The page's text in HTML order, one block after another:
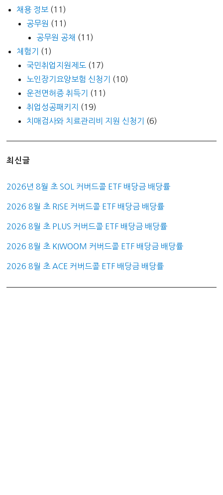
채용 정보 (11)
공무원 (11)
공무원 공채 (11)
체험기
(1)
국민취업지원제도 (17)
노인장기요양보험 신청기
(10)
운전면허증 취득기
(11)
취업성공패키지
(19)
치매검사와 치료관리비 지원 신청기
(6)
최신글
2026년 8월 초 SOL 커버드콜 ETF 배당금 배당률
2026 8월 초 RISE 커버드콜 ETF 배당금 배당률
2026 8월 초 PLUS 커버드콜 ETF 배당금 배당률
2026 8월 초 KIWOOM 커버드콜 ETF 배당금 배당률
2026 8월 초 ACE 커버드콜 ETF 배당금 배당률